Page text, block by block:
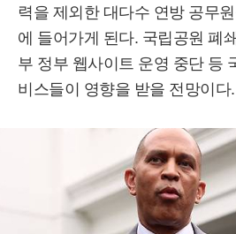
력을 제외한 대다수 연방 공무
에 들어가게 된다. 국립공원 폐
부 정부 웹사이트 운영 중단 등
비스들이 영향을 받을 전망이다.